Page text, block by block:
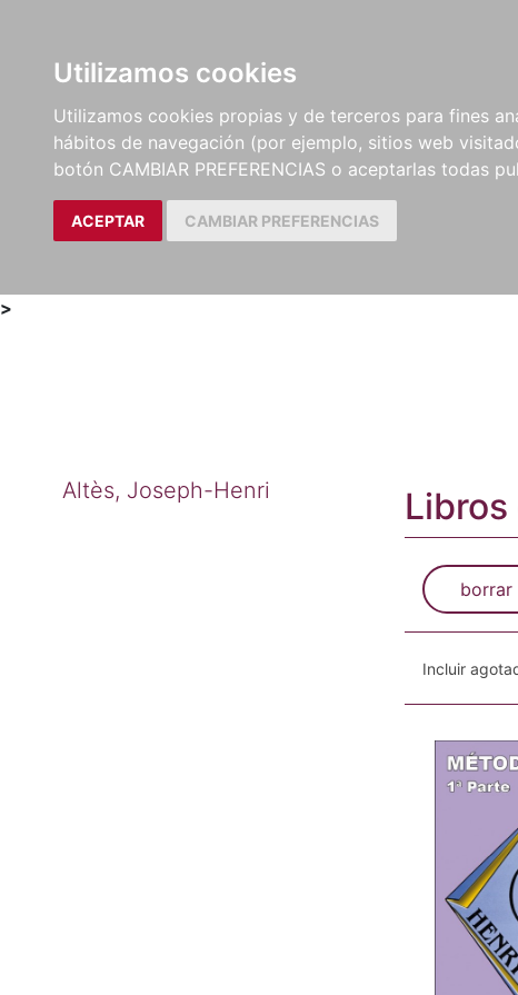
Utilizamos cookies
Utilizamos cookies propias y de terceros para fines
hábitos de navegación (por ejemplo, sitios web
botón CAMBIAR PREFERENCIAS o aceptarlas todas
ACEPTAR CAMBIAR PREFERENCIAS
LIBROS
MÉTODOS Y
EJERCICIOS
PARTITURAS Y EDICIONES
CRÍTICAS
>
Altès, Joseph-Henri
borrar
Incluir